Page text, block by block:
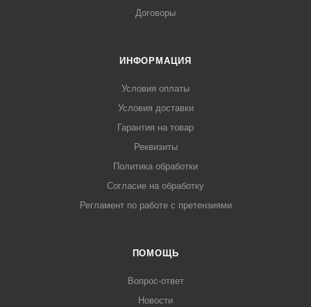
Договоры
ИНФОРМАЦИЯ
Условия оплаты
Условия доставки
Гарантия на товар
Реквизиты
Политика обработки
Согласие на обработку
Регламент по работе с претензиями
ПОМОЩЬ
Вопрос-ответ
Новости